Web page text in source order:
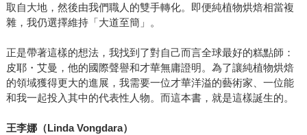
取自大地，然後由我們職人的雙手轉化。即便純植物烘焙相當複
雜，我仍選擇維持「大道至簡」。
正是帶著這樣的想法，我找到了對自己而言全球最好的糕點師：
皮耶・艾曼，他的國際聲譽和才華無庸證明。為了讓純植物烘焙
的領域獲得更大的進展，我需要一位才華洋溢的藝術家、一位能
和我一起投入其中的代表性人物。而這本書，就是這樣誕生的。
王李娜（Linda Vongdara）